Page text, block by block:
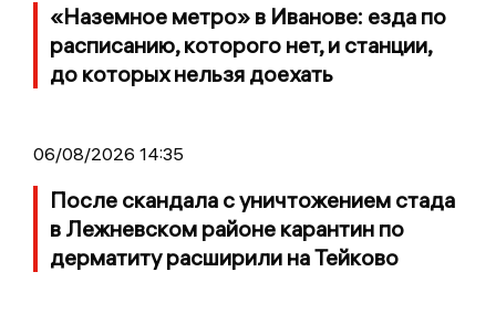
«Наземное метро» в Иванове: езда по
расписанию, которого нет, и станции,
до которых нельзя доехать
06/08/2026 14:35
После скандала с уничтожением стада
в Лежневском районе карантин по
дерматиту расширили на Тейково